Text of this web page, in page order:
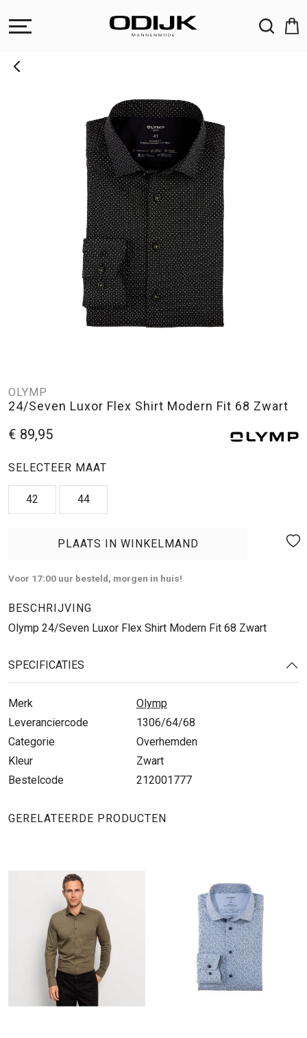
OLYMP
24/Seven Luxor Flex Shirt Modern Fit 68 Zwart
€ 89,95
SELECTEER MAAT
42 44
PLAATS IN WINKELMAND
Voor 17:00 uur besteld, morgen in huis!
BESCHRIJVING
Olymp 24/Seven Luxor Flex Shirt Modern Fit 68 Zwart
SPECIFICATIES
Merk
Olymp
Leveranciercode
1306/64/68
Categorie
Overhemden
Kleur
Zwart
Bestelcode
212001777
GERELATEERDE PRODUCTEN